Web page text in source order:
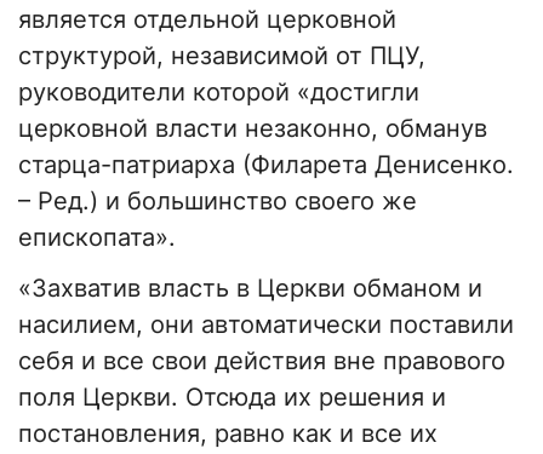
является отдельной церковной
структурой, независимой от ПЦУ,
руководители которой «достигли
церковной власти незаконно, обманув
старца-патриарха (Филарета Денисенко.
– Ред.) и большинство своего же
епископата».
«Захватив власть в Церкви обманом и
насилием, они автоматически поставили
себя и все свои действия вне правового
поля Церкви. Отсюда их решения и
постановления, равно как и все их